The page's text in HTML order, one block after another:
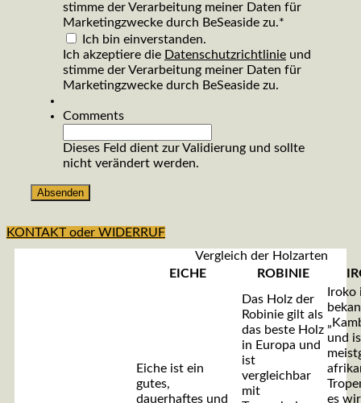
stimme der Verarbeitung meiner Daten für
Marketingzwecke durch BeSeaside zu.*
Ich bin einverstanden.
Ich akzeptiere die Datenschutzrichtlinie und
stimme der Verarbeitung meiner Daten für
Marketingzwecke durch BeSeaside zu.
Comments
Dieses Feld dient zur Validierung und sollte
nicht verändert werden.
KONTAKT oder WIDERRUF
Vergleich der Holzarten
EICHE
ROBINIE
Eiche ist ein
gutes,
dauerhaftes und
Das Holz der
Robinie gilt als
das beste Holz
in Europa und
ist
vergleichbar
mit
Iroko
und
es